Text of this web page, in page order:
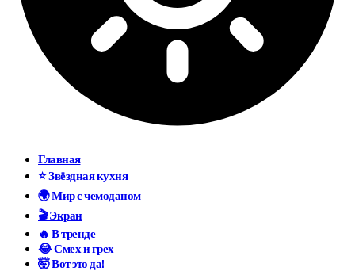
Главная
⭐ Звёздная кухня
🌍 Мир с чемоданом
🎬 Экран
🔥 В тренде
😂 Смех и грех
🤯 Вот это да!